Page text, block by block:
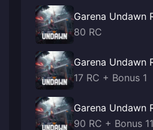
Garena Undawn
80 RC
Garena Undawn
17 RC + Bonus 1
Garena Undawn
90 RC + Bonus 11